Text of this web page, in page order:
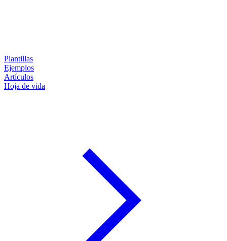
Plantillas
Ejemplos
Artículos
Hoja de vida